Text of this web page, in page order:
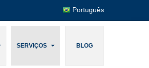
Português
SERVIÇOS BLOG